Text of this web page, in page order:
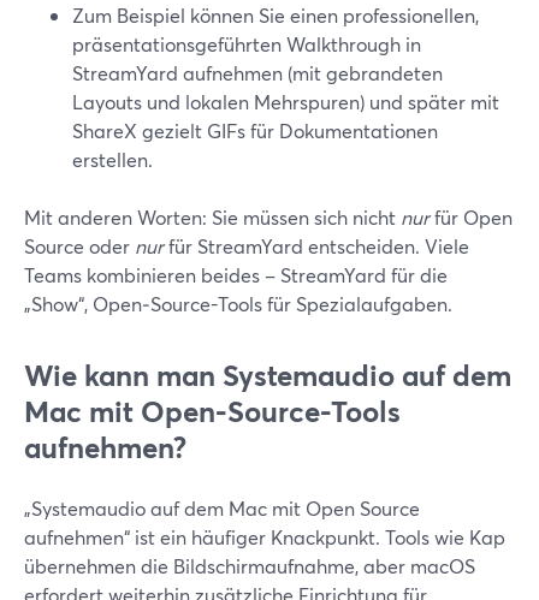
Zum Beispiel können Sie einen professionellen,
präsentationsgeführten Walkthrough in
StreamYard aufnehmen (mit gebrandeten
Layouts und lokalen Mehrspuren) und später mit
ShareX gezielt GIFs für Dokumentationen
erstellen.
Mit anderen Worten: Sie müssen sich nicht nurfür Open
Source oder nurfür StreamYard entscheiden. Viele
Teams kombinieren beides – StreamYard für die
„Show“, Open‑Source-Tools für Spezialaufgaben.
Wie kann man Systemaudio auf dem
Mac mit Open‑Source-Tools
aufnehmen?
„Systemaudio auf dem Mac mit Open Source
aufnehmen“ ist ein häufiger Knackpunkt. Tools wie Kap
übernehmen die Bildschirmaufnahme, aber macOS
erfordert weiterhin zusätzliche Einrichtung für